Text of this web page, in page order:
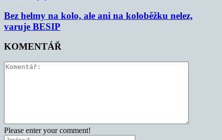
Bez helmy na kolo, ale ani na koloběžku nelez,
varuje BESIP
KOMENTÁŘ
Please enter your comment!